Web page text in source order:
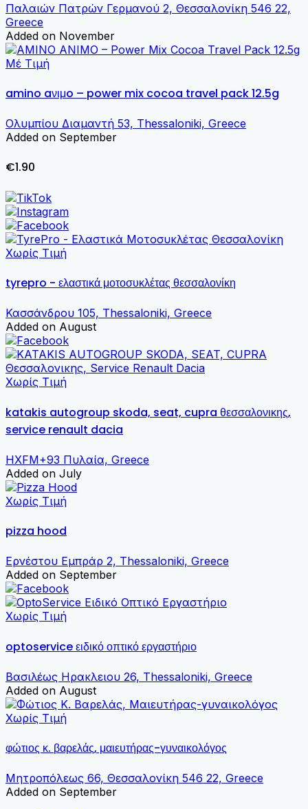
Παλαιών Πατρών Γερμανού 2, Θεσσαλονίκη 546 22,
Greece
Added on November
Μέ Τιμή
amino aνιμo – power mix cocoa travel pack 12.5g
Ολυμπίου Διαμαντή 53, Thessaloniki, Greece
Added on September
€1.90
Χωρίς Τιμή
tyrepro - ελαστικά μοτοσυκλέτας θεσσαλονίκη
Κασσάνδρου 105, Thessaloniki, Greece
Added on August
Χωρίς Τιμή
katakis autogroup skoda, seat, cupra θεσσαλονικης,
service renault dacia
HXFM+93 Πυλαία, Greece
Added on July
Χωρίς Τιμή
pizza hood
Ερνέστου Εμπράρ 2, Thessaloniki, Greece
Added on September
Χωρίς Τιμή
optoservice ειδικό οπτικό εργαστήριο
Βασιλέως Ηρακλειου 26, Thessaloniki, Greece
Added on August
Χωρίς Τιμή
φώτιος κ. βαρελάς, μαιευτήρας-γυναικολόγος
Μητροπόλεως 66, Θεσσαλονίκη 546 22, Greece
Added on September